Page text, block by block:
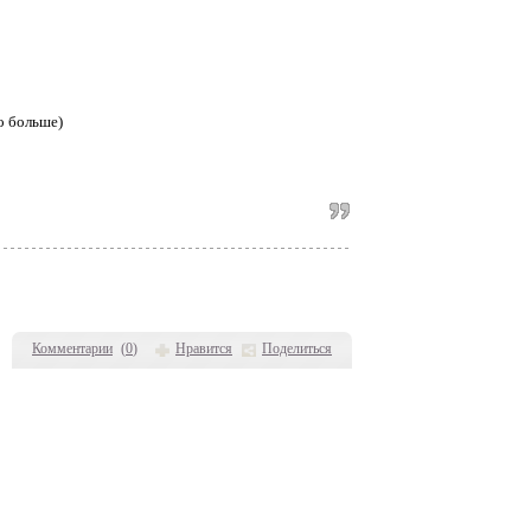
Комментарии (0) Нравится Поделиться
больше)